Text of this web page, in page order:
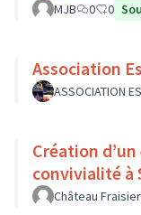
MJB 0 0
Association
ASSOCIATION
Création
convivialité à
Château Fraisier